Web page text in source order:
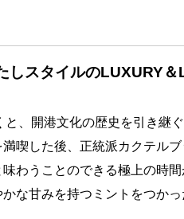
しスタイルのLUXURY＆
、開港文化の歴史を引き継
喫した後、正統派カクテルブ
わうことのできる極上の時
な甘みを持つミントをつか